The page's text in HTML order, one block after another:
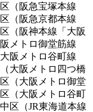
（阪急宝塚本線
（阪急京都本線
（阪神本線「大阪
メトロ御堂筋線
阪メトロ谷町線
大阪メトロ四つ橋
（大阪メトロ御堂
（大阪メトロ谷町
区（JR東海道本線